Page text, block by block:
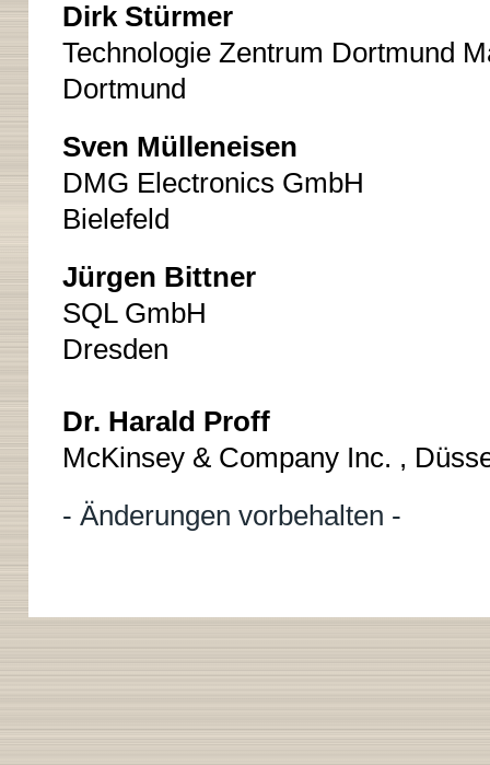
Dirk Stürmer
Technologie Zentrum Dortmund
Dortmund
Sven Mülleneisen
DMG Electronics GmbH
Bielefeld
Jürgen Bittner
SQL GmbH
Dresden
Dr. Harald Proff
McKinsey & Company Inc. ,
- Änderungen vorbehalten -